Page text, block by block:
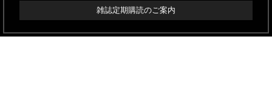
雑誌定期購読のご案内